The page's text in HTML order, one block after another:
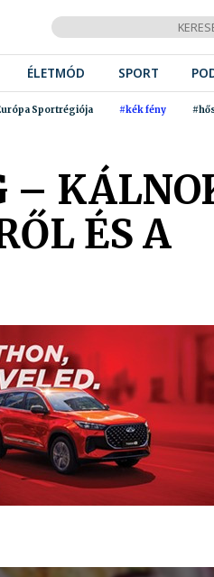
ÉLETMÓD SPORT
Sportrégiója #kék fény
–
ÉS A